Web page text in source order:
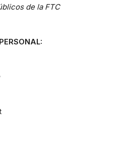
de la FTC